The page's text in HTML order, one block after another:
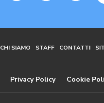
CHI SIAMO STAFF CONTATTI
Privacy Policy Cookie